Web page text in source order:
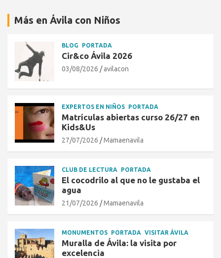
Más en Ávila con Niños
BLOG PORTADA
Cir&co Ávila 2026
03/08/2026 avilacon
EXPERTOS EN NIÑOS PORTADA
Matrículas abiertas curso 26/27 en
Kids&Us
27/07/2026 Mamaenavila
CLUB DE LECTURA PORTADA
El cocodrilo al que no le gustaba el
agua
21/07/2026 Mamaenavila
MONUMENTOS PORTADA VISITAR ÁVILA
Muralla de Ávila: la visita por
excelencia